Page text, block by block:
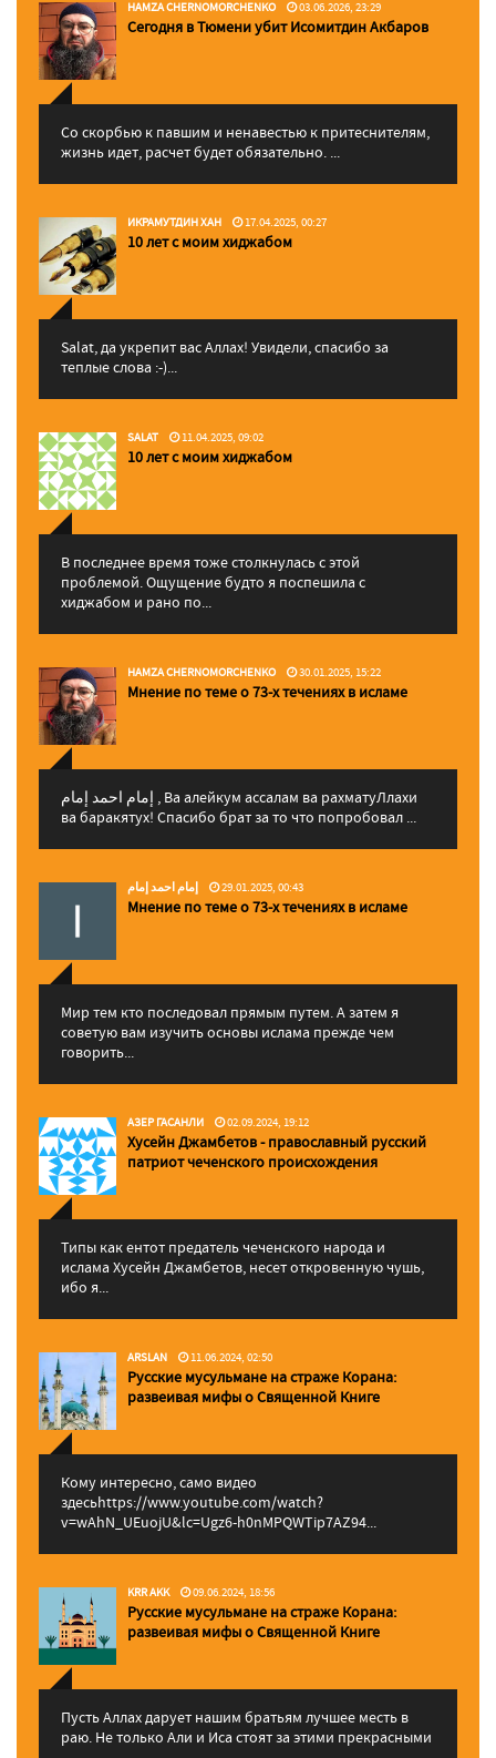
HAMZA CHERNOMORCHENKO 03.06.2026, 23:29
Сегодня в Тюмени убит Исомитдин Акбаров
Со скорбью к павшим и ненавестью к притеснителям,
жизнь идет, расчет будет обязательно. ...
ИКРАМУТДИН ХАН 17.04.2025, 00:27
10 лет с моим хиджабом
Salat, да укрепит вас Аллаx! Увидели, спасибо за
теплые слова :-)...
SALAT 11.04.2025, 09:02
10 лет с моим хиджабом
В последнее время тоже столкнулась с этой
проблемой. Ощущение будто я поспешила с
хиджабом и рано по...
HAMZA CHERNOMORCHENKO 30.01.2025, 15:22
Мнение по теме о 73-х течениях в исламе
إمام احمد إمام , Ва алейкум ассалам ва рахматуЛлахи
ва баракятух! Спасибо брат за то что попробовал ...
إمام احمد إمام 29.01.2025, 00:43
Мнение по теме о 73-х течениях в исламе
Мир тем кто последовал прямым путем. А затем я
советую вам изучить основы ислама прежде чем
говорить...
АЗЕР ГАСАНЛИ 02.09.2024, 19:12
Хусейн Джамбетов - православный русский
патриот чеченского происхождения
Типы как ентот предатель чеченского народа и
ислама Хусейн Джамбетов, несет откровенную чушь,
ибо я...
ARSLAN 11.06.2024, 02:50
Русские мусульмане на страже Корана:
pазвеивая мифы о Священной Книге
Кому интересно, само видео
здесьhttps://www.youtube.com/watch?
v=wAhN_UEuojU&lc=Ugz6-h0nMPQWTip7AZ94...
KRR AKK 09.06.2024, 18:56
Русские мусульмане на страже Корана:
pазвеивая мифы о Священной Книге
Пусть Аллах дарует нашим братьям лучшее месть в
раю. Не только Али и Иса стоят за этими прекрасными